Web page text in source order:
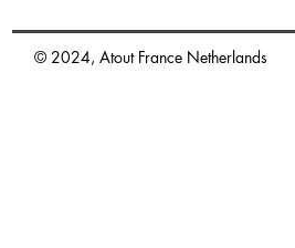
© 2024, Atout France Netherlands